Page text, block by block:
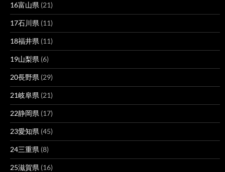
16富山県 (21)
17石川県 (11)
18福井県 (11)
19山梨県 (6)
20長野県 (29)
21岐阜県 (21)
22静岡県 (17)
23愛知県 (45)
24三重県 (8)
25滋賀県 (16)